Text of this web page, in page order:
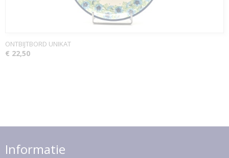
ONTBIJTBORD UNIKAT
€ 22,50
Informatie